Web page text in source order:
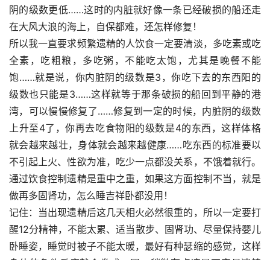
阴的级数更低……这时的内脏就好像一条已经破损的船还走
在大风大浪的海上，自保都难，还怎样修复！
所以我一直要求频繁遗精的人饮食一定要清淡，多吃素或吃
全素，吃粗粮，多吃粥，不能吃太饱，尤其是晚餐不能
饱……就是说，你内脏阴的级数是3，你吃下去的东西阳的
级数也只能是3……这样就等于那条破损的船回到平静的港
湾，可以慢慢修复了……修复到一定的时候，内脏阴的级数
上升至4了，你再去吃食物阳的级数是4的东西，这样体格
就会越来越壮，身体就会越来越健康……吃东西的标准要以
不引起上火、性欲为准，吃少一点都没关系，不饿着就行。
通过饮食控制遗精是重中之重，如果这方面控制不当，就是
做再多固肾功，怎么睡吉祥卧都没用！
记住：当出现遗精后这几天相火必然很重的，所以一定要打
醒12分精神，不能太累、适当散步、固肾功、尽量保持婴儿
卧睡姿，睡觉时被子不能太暖，最好有种瑟缩的感觉，这样